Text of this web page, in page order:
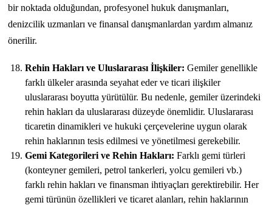
bir noktada olduğundan, profesyonel hukuk danışmanları,
denizcilik uzmanları ve finansal danışmanlardan yardım almanız
önerilir.
Rehin Hakları ve Uluslararası İlişkiler: Gemiler genellikle
farklı ülkeler arasında seyahat eder ve ticari ilişkiler
uluslararası boyutta yürütülür. Bu nedenle, gemiler üzerindeki
rehin hakları da uluslararası düzeyde önemlidir. Uluslararası
ticaretin dinamikleri ve hukuki çerçevelerine uygun olarak
rehin haklarının tesis edilmesi ve yönetilmesi gerekebilir.
Gemi Kategorileri ve Rehin Hakları: Farklı gemi türleri
(konteyner gemileri, petrol tankerleri, yolcu gemileri vb.)
farklı rehin hakları ve finansman ihtiyaçları gerektirebilir. Her
gemi türünün özellikleri ve ticaret alanları, rehin haklarının